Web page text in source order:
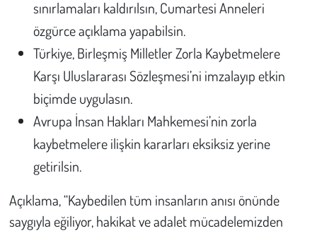
sınırlamaları kaldırılsın, Cumartesi Anneleri
özgürce açıklama yapabilsin.
Türkiye, Birleşmiş Milletler Zorla Kaybetmelere
Karşı Uluslararası Sözleşmesi’ni imzalayıp etkin
biçimde uygulasın.
Avrupa İnsan Hakları Mahkemesi’nin zorla
kaybetmelere ilişkin kararları eksiksiz yerine
getirilsin.
Açıklama, “Kaybedilen tüm insanların anısı önünde
saygıyla eğiliyor, hakikat ve adalet mücadelemizden